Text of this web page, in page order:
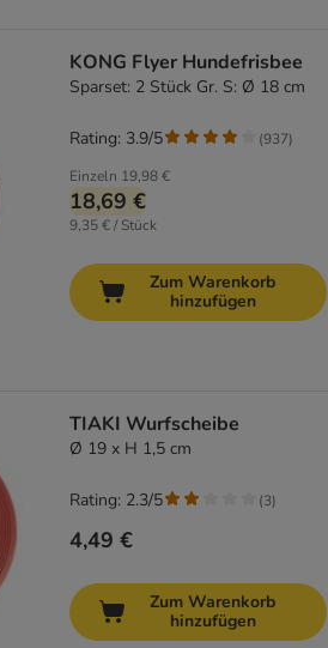
KONG Flyer Hundefrisbee
Sparset: 2 Stück Gr. S: Ø 18 cm
Einzeln 19,98 €
18,69 €
9,35 € / Stück
Rating: 3.9/5 (937)
Zum Warenkorb
hinzufügen
TIAKI Wurfscheibe
Ø 19 x H 1,5 cm
4,49 €
Rating: 2.3/5 (3)
Zum Warenkorb
hinzufügen